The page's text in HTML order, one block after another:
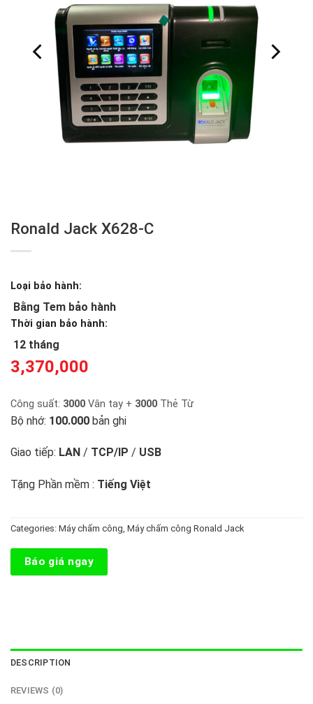
Ronald Jack X628-C
Loại bảo hành:
Bằng Tem bảo hành
Thời gian bảo hành:
12 tháng
3,370,000
Công suất: 3000 Vân tay + 3000 Thẻ Từ
Bộ nhớ: 100.000 bản ghi
Giao tiếp: LAN / TCP/IP / USB
Tặng Phần mềm : Tiếng Việt
Categories: Máy chấm công, Máy chấm công Ronald Jack
Báo giá ngay
DESCRIPTION
REVIEWS (0)